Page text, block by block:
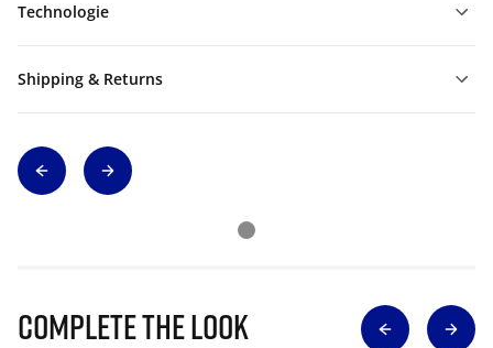
Technologie
Shipping & Returns
Complete The Look